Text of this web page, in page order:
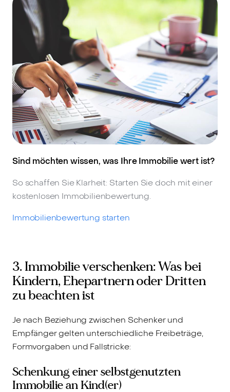
Sind möchten wissen, was Ihre Immobilie wert ist?
So schaffen Sie Klarheit: Starten Sie doch mit einer
kostenlosen Immobilienbewertung.
Immobilienbewertung starten
3. Immobilie verschenken: Was bei
Kindern, Ehepartnern oder Dritten
zu beachten ist
Je nach Beziehung zwischen Schenker und
Empfänger gelten unterschiedliche Freibeträge,
Formvorgaben und Fallstricke:
Schenkung einer selbstgenutzten
Immobilie an Kind(er)